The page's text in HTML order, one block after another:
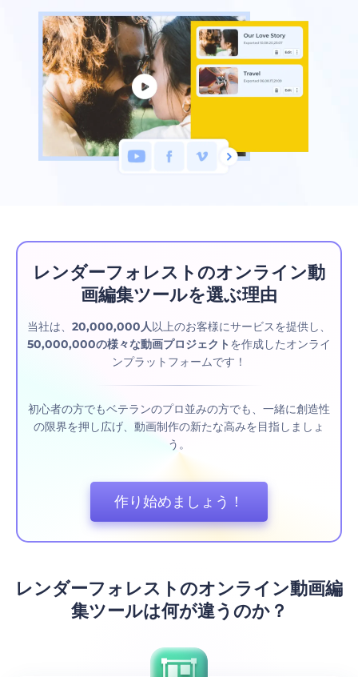
レンダーフォレストのオンライン動
画編集ツールを選ぶ理由
当社は、 20,000,000人以上のお客様にサービスを提供し、
50,000,000の様々な動画プロジェクト を作成したオンライ
ンプラットフォームです！
初心者の方でもベテランのプロ並みの方でも、一緒に創造性
の限界を押し広げ、動画制作の新たな高みを目指しましょ
う。
作り始めましょう！
レンダーフォレストのオンライン動画編
集ツールは何が違うのか？